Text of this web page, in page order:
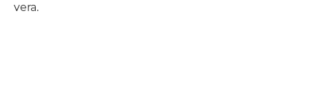
vera.